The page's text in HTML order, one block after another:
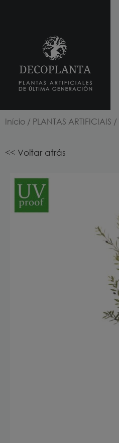
Início / PLANTAS ARTIFICIAIS /
<< Voltar atrás